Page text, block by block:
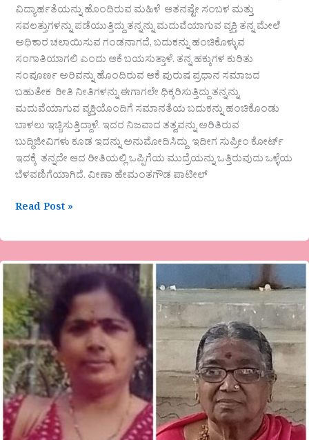
ವಿದ್ಯಾರ್ಹತೆಯನ್ನು ಹೊಂದಿರುವ ಮಹಿಳೆ ಆತನಷ್ಟೇ ಸಂಬಳ ಮತ್ತು
ಸವಲತ್ತುಗಳನ್ನು ಪಡೆಯುತ್ತಿದ್ದು ತನ್ನನ್ನು ಮದುವೆಯಾಗುವ ವ್ಯಕ್ತಿ ತನ್ನ ಮೇಲೆ
ಅಧಿಕಾರ ಚಲಾಯಿಸುವ ಗಂಡನಾಗದೆ, ಬದುಕನ್ನು ಹಂಚಿಕೊಳ್ಳುವ
ಸಂಗಾತಿಯಾಗಲಿ ಎಂದು ಆಕೆ ಬಯಸುತ್ತಾಳೆ. ತನ್ನ ಹಕ್ಕುಗಳ ಕುರಿತು
ಸಂಪೂರ್ಣ ಅರಿವನ್ನು ಹೊಂದಿರುವ ಆಕೆ ಪುರುಷ ಪ್ರಧಾನ ಸಮಾಜದ
ಬಹುತೇಕ ರೀತಿ ನೀತಿಗಳನ್ನು ಈಗಾಗಲೇ ಧಿಕ್ಕರಿಸುತ್ತಿದ್ದು ತನ್ನನ್ನು
ಮದುವೆಯಾಗುವ ವ್ಯಕ್ತಿಯೊಂದಿಗೆ ಸಮಾನತೆಯ ಬದುಕನ್ನು ಹಂಚಿಕೊಂಡು
ಬಾಳಲು ಇಚ್ಚಿಸುತ್ತಿದ್ದಾಳೆ. ಇದರ ನಿಜವಾದ ತತ್ವವನ್ನು ಅರಿತಿರುವ
ಬುದ್ಧಿಜೀವಿಗಳು ಕೂಡ ಇದನ್ನು ಅನುಮೋದಿಸಿದ್ದು ಇದೀಗ ಸುಪ್ರೀಂ ಕೋರ್ಟ್
ಇದಕ್ಕೆ ತನ್ನದೇ ಆದ ರೀತಿಯಲ್ಲಿ ಒಪ್ಪಿಗೆಯ ಮುದ್ರೆಯನ್ನು ಒತ್ತಿರುವುದು ಒಳ್ಳೆಯ
ಬೆಳವಣಿಗೆಯಾಗಿದೆ. ವೀಣಾ ಹೇಮಂತಗೌಡ ಪಾಟೀಲ್
Read Post »
ಜಯಶ್ರೀ
ಭಂಡಾರಿ
ಅವರ
ಕವಿತೆ
“ಅವ್ವ
ನೀನಿನ್ನು
ಇರಬೇಕಿತ್ತು.”